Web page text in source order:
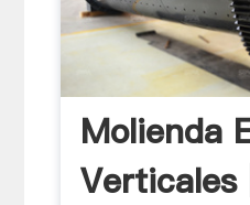
Molienda
Verticales